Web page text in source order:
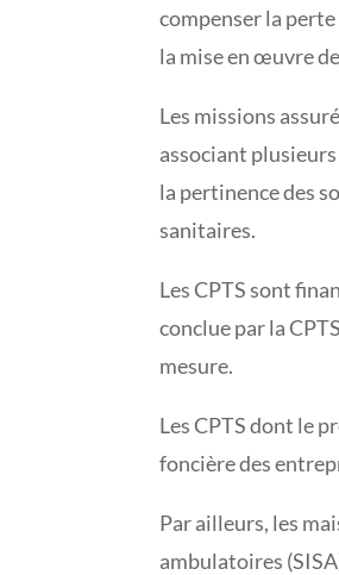
compenser la
la mise en œuvre
Les missions
associant
la pertinence des
sanitaires.
Les CPTS sont
conclue par la
mesure.
Les CPTS dont le
foncière des
Par ailleurs, les
ambulatoires